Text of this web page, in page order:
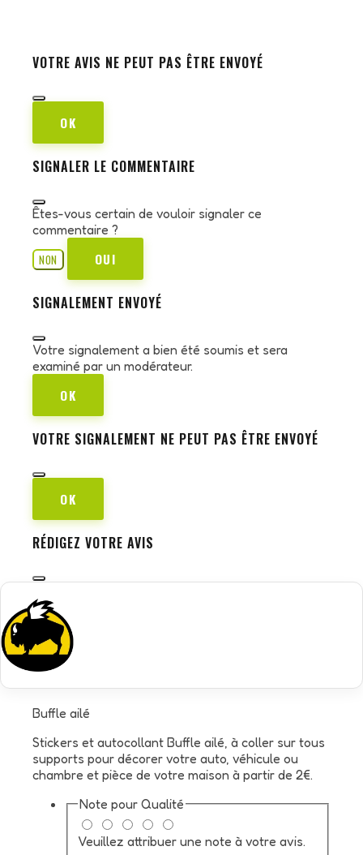
VOTRE AVIS NE PEUT PAS ÊTRE ENVOYÉ
OK
SIGNALER LE COMMENTAIRE
Êtes-vous certain de vouloir signaler ce
commentaire ?
NON
OUI
SIGNALEMENT ENVOYÉ
Votre signalement a bien été soumis et sera
examiné par un modérateur.
OK
VOTRE SIGNALEMENT NE PEUT PAS ÊTRE ENVOYÉ
OK
RÉDIGEZ VOTRE AVIS
Buffle ailé
Stickers et autocollant Buffle ailé, à coller sur tous
supports pour décorer votre auto, véhicule ou
chambre et pièce de votre maison à partir de 2€.
Note pour Qualité
Veuillez attribuer une note à votre avis.